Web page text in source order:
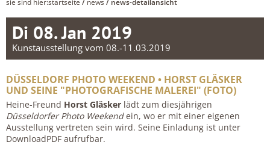
sie sind hier:startseite / news/ news-detailansicht
Di 08. Jan 2019
Kunstausstellung vom 08.-11.03.2019
DÜSSELDORF PHOTO WEEKEND • HORST GLÄSKER
UND SEINE "PHOTOGRAFISCHE MALEREI" (FOTO)
Heine-Freund Horst Gläsker lädt zum diesjährigen
Düsseldorfer Photo Weekendein, wo er mit einer eigenen
Ausstellung vertreten sein wird. Seine Einladung ist unter
DownloadPDF aufrufbar.